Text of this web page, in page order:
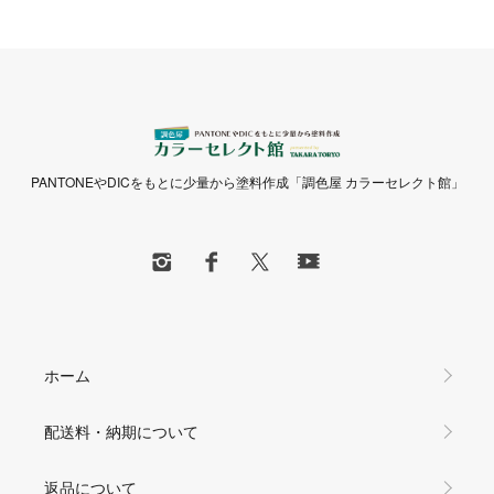
PANTONEやDICをもとに少量から塗料作成「調色屋 カラーセレクト館」
ホーム
配送料・納期について
返品について